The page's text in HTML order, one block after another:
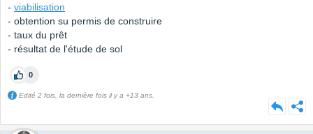
- viabilisation
- obtention su permis de construire
- taux du prêt
- résultat de l'étude de sol
0
Edité 2 fois, la dernière fois il y a +13 ans.